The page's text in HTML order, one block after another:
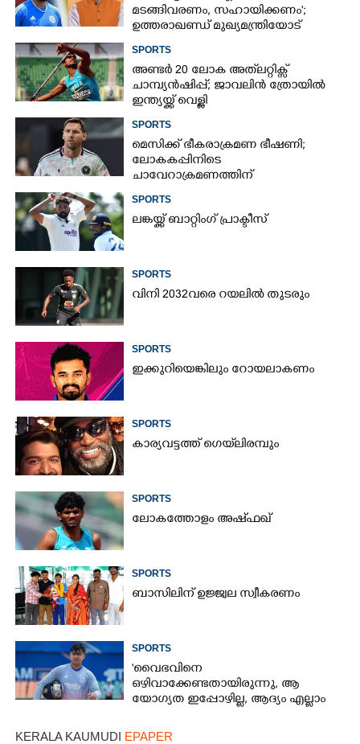
മടങ്ങിവരണം, സഹായിക്കണം';
ഉത്തരാഖണ്ഡ് മുഖ്യമന്ത്രിയോട്
SPORTS
അണ്ടർ 20 ലോക അത്‌ലറ്റിക്സ്
ചാമ്പ്യൻഷിപ്പ്; ജാവലിൻ ത്രോയിൽ
ഇന്ത്യയ്ക്ക് വെള്ളി
SPORTS
മെസിക്ക് ഭീകരാക്രമണ ഭീഷണി;
ലോകകപ്പിനിടെ
ചാവേറാക്രമണത്തിന്
SPORTS
ലങ്കയ്ക്ക് ബാറ്റിംഗ് പ്രാക്ടീസ്
SPORTS
വിനി 2032വരെ റയലിൽ തുടരും
SPORTS
ഇക്കുറിയെങ്കിലും റോയലാകണം
SPORTS
കാര്യവട്ടത്ത് ഗെയ്‌ലിരമ്പും
SPORTS
ലോകത്തോളം അഷ്ഫഖ്
SPORTS
ബാസിലിന് ഉജ്ജ്വല സ്വീകരണം
SPORTS
'വൈഭവിനെ
ഒഴിവാക്കേണ്ടതായിരുന്നു,​ ആ
യോഗ്യത ഇപ്പോഴില്ല, ആദ്യം എല്ലാം
ക്രിക്കറ്റ് താരം
KERALA KAUMUDI EPAPER